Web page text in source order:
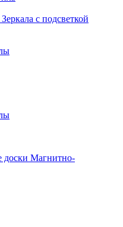
Зеркала с подсветкой
Магнитно-